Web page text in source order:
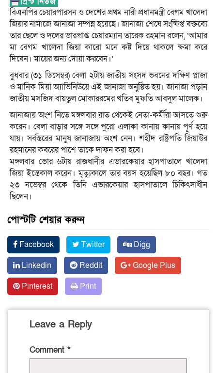
বিএনপির চেয়ারপারসন ও দেশের প্রথম নারী প্রধানমন্ত্রী বেগম খালেদা
জিয়ার নামাজে জানাজা সম্পন্ন হয়েছে। জানাজা শেষে সংক্ষিপ্ত বক্তব্যে
তার ছেলে ও দলের ভারপ্রাপ্ত চেয়ারম্যান তারেক রহমান বলেন, ‘আমার
মা বেগম খালেদা জিয়া কারো মনে কষ্ট দিয়ে থাকলে ক্ষমা করে
দিবেন। মায়ের জন্য দোয়া করবেন।’
বুধবার (৩১ ডিসেম্বর) বেলা ২টায় জাতীয় সংসদ ভবনের দক্ষিণ প্লাজা
ও মানিক মিয়া অ্যাভিনিউয়ে এই জানাজা অনুষ্ঠিত হয়। জানাজা পড়ান
জাতীয় মসজিদ বায়তুল মোকাররমের খতিব মুফতি আবদুল মালেক।
জানাজায় অংশ নিতে মঙ্গলবার রাত থেকেই নেতা-কর্মীরা আসতে শুরু
করেন। বেলা বাড়ার সঙ্গে সঙ্গে পুরো এলাকা কানায় কানায় পূর্ণ হয়ে
যায়। সর্বস্তরের মানুষ জানাজায় অংশ নেন। শহীদ রাষ্ট্রপতি জিয়াউর
রহমানের কবরের পাশে তাকে দাফন করা হবে।
মঙ্গলবার ভোর ৬টায় রাজধানীর এভারকেয়ার হাসপাতালে খালেদা
জিয়া ইন্তেকাল করেন। মৃত্যুকালে তার বয়স হয়েছিল ৮০ বছর। গত
২৩ নভেম্বর থেকে তিনি এভারকেয়ার হাসপাতালে চিকিৎসাধীন
ছিলেন।
পোস্টটি শেয়ার করুন
Facebook Twitter
Digg
Linkedin
Reddit
Google Plus
Pinterest
Print
Leave a Reply
Comment *